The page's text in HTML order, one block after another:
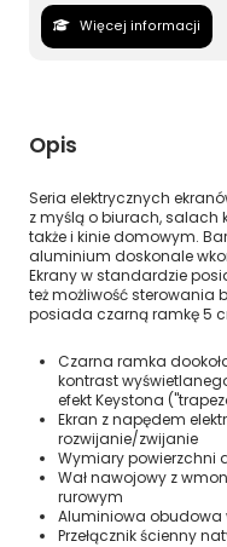
Więcej informacji
Opis
Seria elektrycznych
z myślą o biurach, salach
także i kinie domowym.
aluminium doskonale
Ekrany w standardzie
też możliwość sterowania
posiada czarną ramkę 5
Czarna ramka
kontrast
efekt Keystona
Ekran z napędem
rozwijanie/zwijanie
Wymiary powierzchni
Wał nawojowy z
rurowym
Aluminiowa obudowa
Przełącznik ścienny